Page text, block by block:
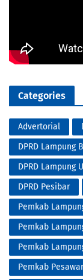
Categories
Advertorial
DPRD Lampung
DPRD Lampung
DPRD Pesibar
Pemkab
Pemkab
Pemkab
Pemkab